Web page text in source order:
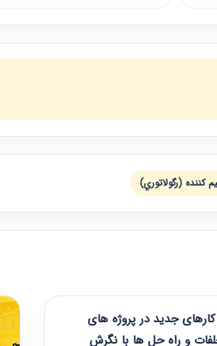
كننده (رگولاتوري)
جدید در پروژه های
و راه حل ها با نگرش